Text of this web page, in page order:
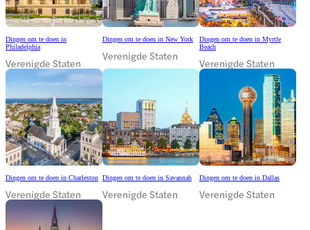
Dingen om te doen in
Philadelphia
Verenigde Staten
Dingen om te doen in New York
Verenigde Staten
Dingen om te doen in Myrtle
Beach
Verenigde Staten
Dingen om te doen in Charleston
Verenigde Staten
Dingen om te doen in Savannah
Verenigde Staten
Dingen om te doen in Dallas
Verenigde Staten